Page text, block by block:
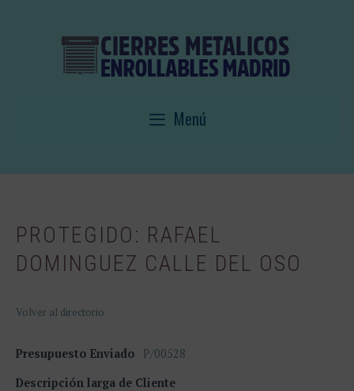
Menú
PROTEGIDO: RAFAEL
DOMINGUEZ CALLE DEL OSO
Volver al directorio
Presupuesto Enviado
P/00528
Descripción larga de Cliente